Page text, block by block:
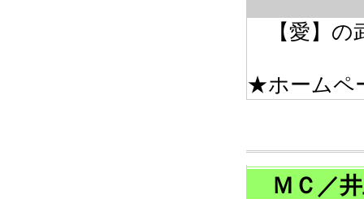
【愛】の
★ホーム
ＭＣ／